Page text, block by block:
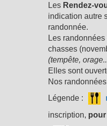
Les Rendez-
indication autre
randonnée.
Les
chasses
(tempête,
Elles sont
Nos
Légende :
inscription,